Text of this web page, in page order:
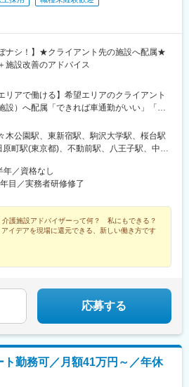
淡路町駅、新桜台駅、新越谷駅、東宮原
堀ノ内駅、蘇我駅、清水駅(愛知県)、烏森
ナシ！】★クライアント先の施設へ配属★
施設改善のアドバイス
リアで働ける】希望エリアのクライアント
設）へ配属「できれば車通勤がいい」「未
フと一緒に働きたい」等ご相談ください！
＜1＞北海道・東北／北海道、岩手※、宮
茨城、栃木、群馬＜3＞首都圏／東京、神
阪、京都、兵庫、和歌山、奈良※＜7＞中
8＞九州／福岡、熊本※、長崎※、大分※、鹿
きます！（※印のエリアは経験者のみ採用中
一例となります。━━【転居希望者向けの
地元を離れたい方は、半年ほど地元勤務
都圏への転勤も可能！移住支援制度（費用
期キャリアアップも見込めます！
木公園駅、東新宿駅、駒沢大学駅、桜台駅
町駅(東京都)、不動前駅、八王子駅、中野
、西２８丁目駅、郡山駅(福島県)、愛子
駅、作並駅、境町駅、高崎駅、東武宇都宮
、志久駅、戸塚安行駅、久喜駅、浜野駅、
どり台駅、柏駅、小机駅、古淵駅、高座渋
、淵野辺駅、いずみ中央駅、越後赤塚駅、
岐阜駅、松本駅、積志駅、東静岡駅、桜橋
北新川駅、神領駅、名鉄名古屋駅、小野駅
市駅(大阪府)、大日駅、門真南駅、瑞光四丁
)、城北公園通駅、南巽駅、崇禅寺駅、尼崎
駅、加古川駅、新神戸駅、住吉駅(兵庫県・
山寺駅、大久保駅(兵庫県)、舞子公園駅、
駅、小網町駅、吉塚駅、茶山駅(福岡県)、九
、立場駅
／資格なし
目／実務者研修修了
介護施設アドバイザーって何？ 私にもできる？
アイデアを現場に還元できる、新しい働き方です
応募する
ト勤務可／月額41万円～／年休